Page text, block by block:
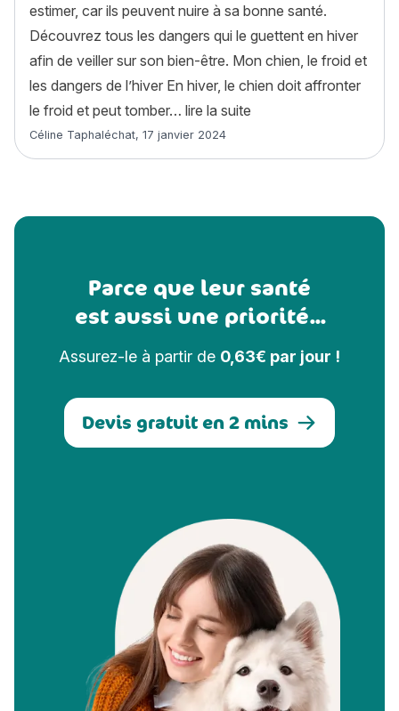
estimer, car ils peuvent nuire à sa bonne santé.
Découvrez tous les dangers qui le guettent en hiver
afin de veiller sur son bien-être. Mon chien, le froid et
les dangers de l’hiver En hiver, le chien doit affronter
le froid et peut tomber… lire la suite
Article rédigé par
Céline Taphaléchat, 17 janvier 2024
Parce que leur santé
est aussi une priorité...
Assurez-le à partir de 0,63€ par jour !
Devis gratuit en 2 mins